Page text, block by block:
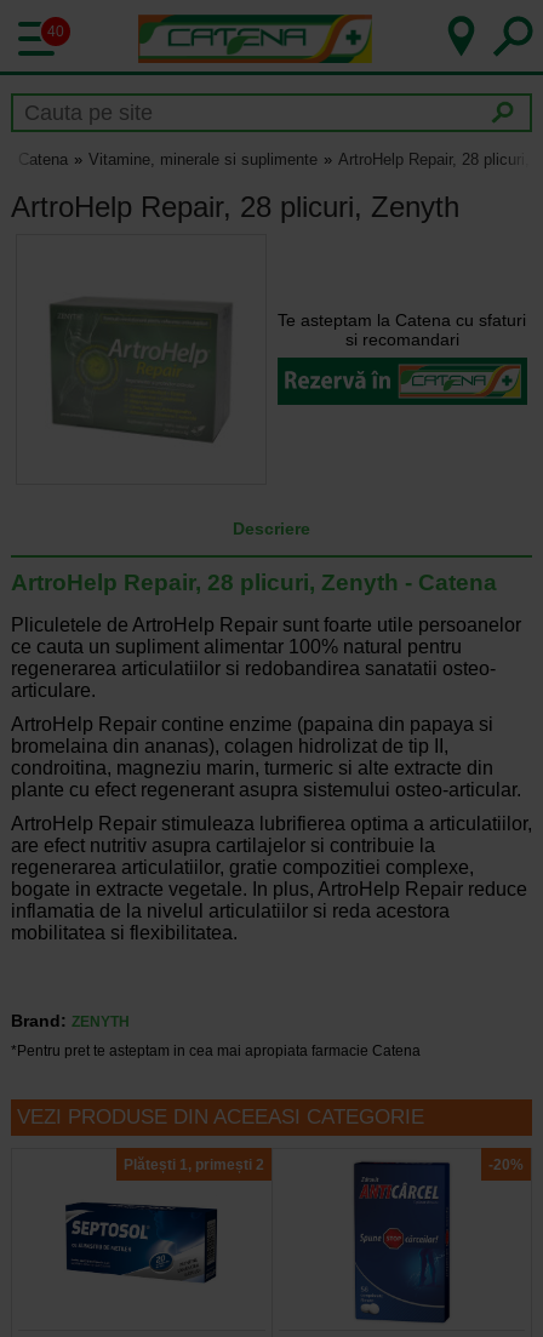
40
Catena Vitamine, minerale si suplimente ArtroHelp Repair, 28 plicuri,
ArtroHelp Repair, 28 plicuri, Zenyth
Te asteptam la Catena cu sfaturi
si recomandari
Descriere
ArtroHelp Repair, 28 plicuri, Zenyth - Catena
Pliculetele de ArtroHelp Repair sunt foarte utile persoanelor
ce cauta un supliment alimentar 100% natural pentru
regenerarea articulatiilor si redobandirea sanatatii osteo-
articulare.
ArtroHelp Repair contine enzime (papaina din papaya si
bromelaina din ananas), colagen hidrolizat de tip II,
condroitina, magneziu marin, turmeric si alte extracte din
plante cu efect regenerant asupra sistemului osteo-articular.
ArtroHelp Repair stimuleaza lubrifierea optima a articulatiilor,
are efect nutritiv asupra cartilajelor si contribuie la
regenerarea articulatiilor, gratie compozitiei complexe,
bogate in extracte vegetale. In plus, ArtroHelp Repair reduce
inflamatia de la nivelul articulatiilor si reda acestora
mobilitatea si flexibilitatea.
Brand: ZENYTH
*Pentru pret te asteptam in cea mai apropiata farmacie Catena
VEZI PRODUSE DIN ACEEASI CATEGORIE
Plătești 1, primești 2 -20%